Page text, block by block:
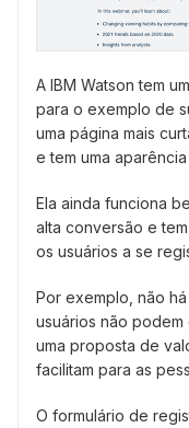
A IBM Watson tem
para o exemplo de
uma página mais
e tem uma
Ela ainda funciona
alta conversão e
os usuários a se
Por exemplo, não
usuários não podem
uma proposta de
facilitam para as
O formulário de